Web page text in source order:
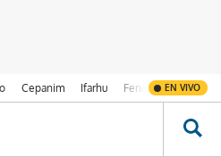
Cepanim Ifarhu Fenómeno de El
EN VIVO